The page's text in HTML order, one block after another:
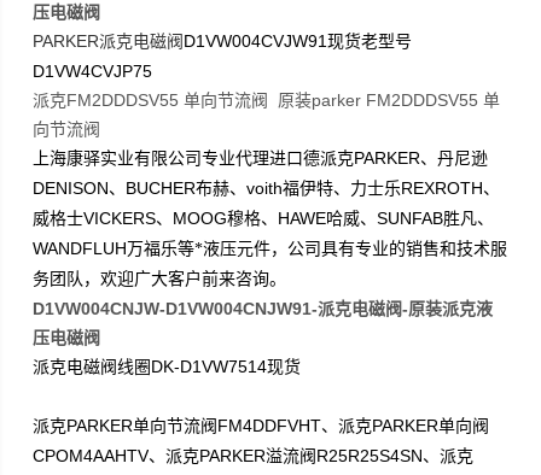
压电磁阀
PARKER派克电磁阀 D1VW004CVJW91现货老型号
D1VW4CVJP75
派克FM2DDDSV55 单向节流阀 原装parker FM2DDDSV55 单
向节流阀
上海康驿实业有限公司专业代理进口德派克PARKER、丹尼逊
DENISON、 BUCHER布赫、voith福伊特、力士乐REXROTH、
威格士VICKERS、 MOOG穆格、 HAWE哈威、SUNFAB胜凡、
WANDFLUH万福乐等*液压元件，公司具有专业的销售和技术服
务团队，欢迎广大客户前来咨询。
D1VW004CNJW-D1VW004CNJW91-派克电磁阀-原装派克液
压电磁阀
派克电磁阀线圈 DK-D1VW7514现货
派克PARKER单向节流阀 FM4DDFVHT、派克PARKER单向阀
CPOM4AAHTV、派克PARKER溢流阀 R25R25S4SN、派克